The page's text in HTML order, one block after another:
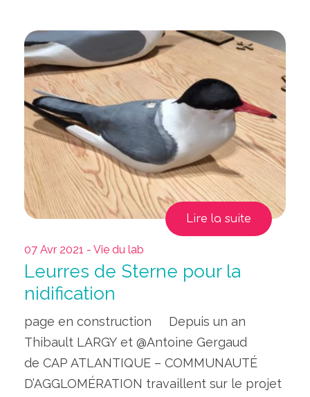
Lire la suite
07 Avr 2021 - Vie du lab
Leurres de Sterne pour la
nidification
page en construction Depuis un an
Thibault LARGY et @Antoine Gergaud
de CAP ATLANTIQUE – COMMUNAUTÉ
D’AGGLOMÉRATION travaillent sur le projet